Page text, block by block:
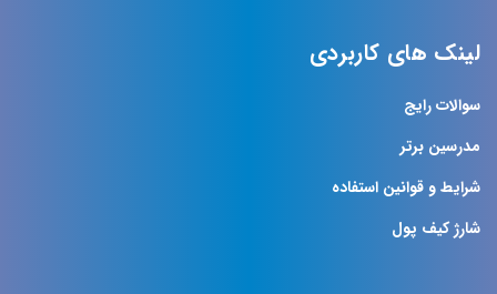
لینک های کاربردی
سوالات رایج
مدرسین برتر
شرایط و قوانین استفاده
شارژ کیف پول